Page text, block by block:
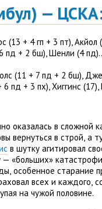
—
(13 + 4 гп + 3 пт), Акйол (
пд + 2 бш), Шенли (4
(11 + 7 пд + 2 бш),
6 пд + 3 пх), Хиггинс (17),
оказалась в сложной
вернуться в строй, а
в шутку агитировал
«больших»
, особенное старание
всех и каждого,
на чужой половине.